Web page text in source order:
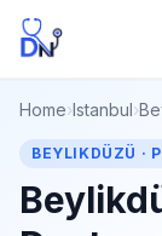
Home›Istanbul›
BEYLIKDÜZÜ ·